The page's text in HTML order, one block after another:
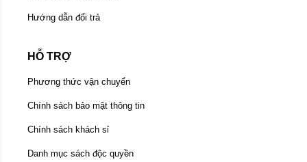
Hướng dẫn đổi trả
HỖ TRỢ
Phương thức vận chuyển
Chính sách bảo mật thông tin
Chính sách khách sỉ
Danh mục sách độc quyền